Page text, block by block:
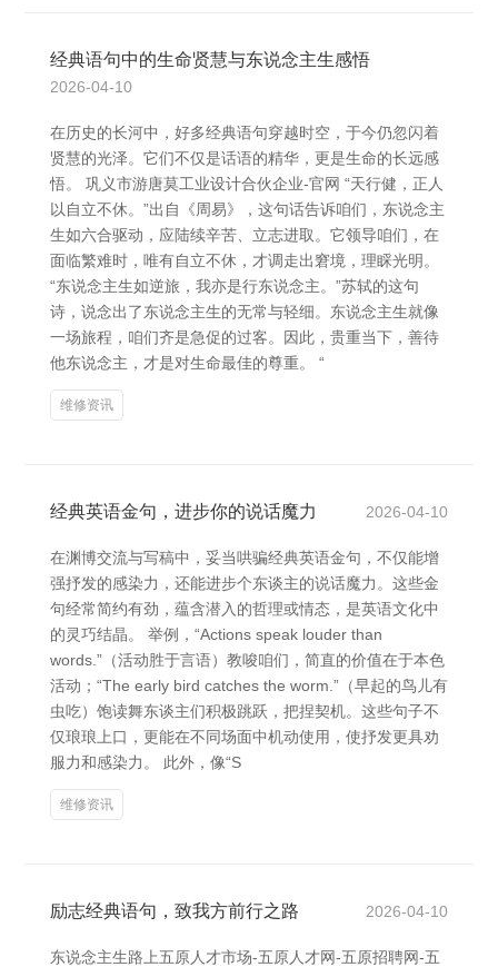
经典语句中的生命贤慧与东说念主生感悟
2026-04-10
在历史的长河中，好多经典语句穿越时空，于今仍忽闪着
贤慧的光泽。它们不仅是话语的精华，更是生命的长远感
悟。 巩义市游唐莫工业设计合伙企业-官网 “天行健，正人
以自立不休。”出自《周易》，这句话告诉咱们，东说念主
生如六合驱动，应陆续辛苦、立志进取。它领导咱们，在
面临繁难时，唯有自立不休，才调走出窘境，理睬光明。
“东说念主生如逆旅，我亦是行东说念主。”苏轼的这句
诗，说念出了东说念主生的无常与轻细。东说念主生就像
一场旅程，咱们齐是急促的过客。因此，贵重当下，善待
他东说念主，才是对生命最佳的尊重。 “
维修资讯
经典英语金句，进步你的说话魔力 2026-04-10
在渊博交流与写稿中，妥当哄骗经典英语金句，不仅能增
强抒发的感染力，还能进步个东谈主的说话魔力。这些金
句经常简约有劲，蕴含潜入的哲理或情态，是英语文化中
的灵巧结晶。 举例，“Actions speak louder than
words.”（活动胜于言语）教唆咱们，简直的价值在于本色
活动；“The early bird catches the worm.”（早起的鸟儿有
虫吃）饱读舞东谈主们积极跳跃，把捏契机。这些句子不
仅琅琅上口，更能在不同场面中机动使用，使抒发更具劝
服力和感染力。 此外，像“S
维修资讯
励志经典语句，致我方前行之路 2026-04-10
东说念主生路上五原人才市场-五原人才网-五原招聘网-五